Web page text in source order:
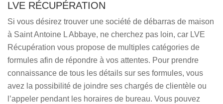
LVE RÉCUPÉRATION
Si vous désirez trouver une société de débarras de maison
à Saint Antoine L Abbaye, ne cherchez pas loin, car LVE
Récupération vous propose de multiples catégories de
formules afin de répondre à vos attentes. Pour prendre
connaissance de tous les détails sur ses formules, vous
avez la possibilité de joindre ses chargés de clientèle ou
l’appeler pendant les horaires de bureau. Vous pouvez